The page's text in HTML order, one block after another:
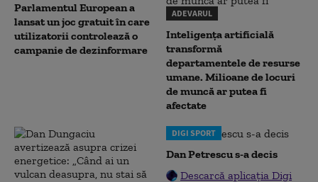
Parlamentul European a
lansat un joc gratuit în care
utilizatorii controlează o
campanie de dezinformare
ADEVARUL
Inteligența artificială
transformă
departamentele de resurse
umane. Milioane de locuri
de muncă ar putea fi
afectate
DIGI SPORT
Dan Petrescu s-a decis
Descarcă aplicația Digi